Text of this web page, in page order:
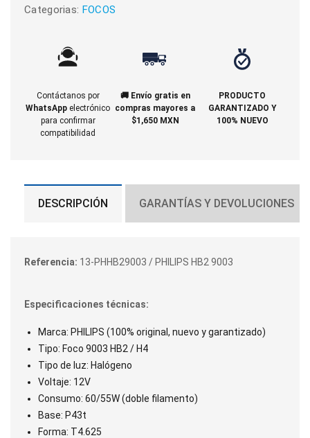
Categorias: FOCOS
Contáctanos por
WhatsApp electrónico
para confirmar
compatibilidad
🚚 Envío gratis en
compras mayores a
$1,650 MXN
PRODUCTO
GARANTIZADO Y
100% NUEVO
DESCRIPCIÓN GARANTÍAS Y DEVOLUCIONES
Referencia: 13-PHHB29003 / PHILIPS HB2 9003
Especificaciones técnicas:
Marca: PHILIPS (100% original, nuevo y garantizado)
Tipo: Foco 9003 HB2 / H4
Tipo de luz: Halógeno
Voltaje: 12V
Consumo: 60/55W (doble filamento)
Base: P43t
Forma: T4.625